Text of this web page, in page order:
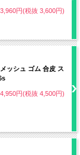
円(税抜 3,600円)
ッシュ ゴム 合皮 ス
円(税抜 4,500円)